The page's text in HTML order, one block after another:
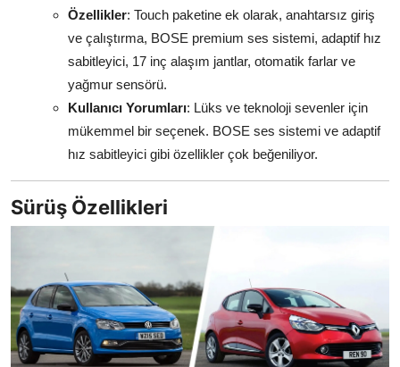
Özellikler: Touch paketine ek olarak, anahtarsız giriş
ve çalıştırma, BOSE premium ses sistemi, adaptif hız
sabitleyici, 17 inç alaşım jantlar, otomatik farlar ve
yağmur sensörü.
Kullanıcı Yorumları: Lüks ve teknoloji sevenler için
mükemmel bir seçenek. BOSE ses sistemi ve adaptif
hız sabitleyici gibi özellikler çok beğeniliyor.
Sürüş Özellikleri